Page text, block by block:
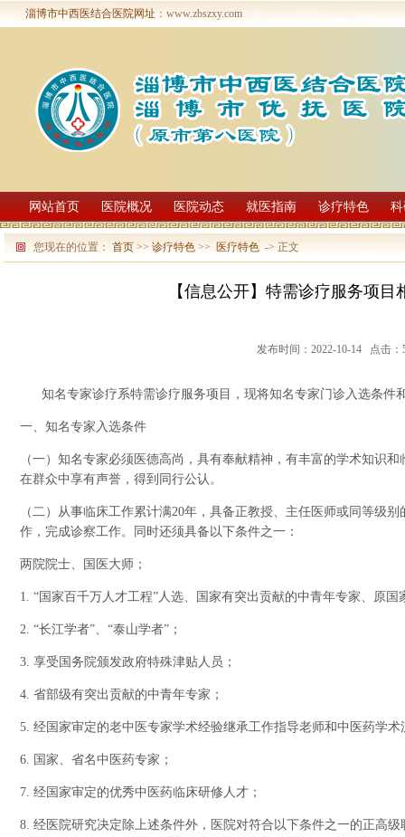
淄博市中西医结合医院网址 ：www.zbszxy.com
网站首页 医院概况 医院动态 就医指南 诊疗特色
您现在的位置： 首页 >> 诊疗特色 >> 医疗特色 -> 正文
【信息公开】特需诊疗服务项目
发布时间：2022-10-14 点击：
知名专家诊疗系特需诊疗服务项目，现将知名专家门诊入选条件
一、知名专家入选条件
（一）知名专家必须医德高尚，具有奉献精神，有丰富的学术知识
在群众中享有声誉，得到同行公认。
（二）从事临床工作累计满20年，具备正教授、主任医师或同等级
作，完成诊察工作。同时还须具备以下条件之一：
两院院士、国医大师；
1. “国家百千万人才工程”人选、国家有突出贡献的中青年专家、原国
2. “长江学者”、“泰山学者”；
3. 享受国务院颁发政府特殊津贴人员；
4. 省部级有突出贡献的中青年专家；
5. 经国家审定的老中医专家学术经验继承工作指导老师和中医药学
6. 国家、省名中医药专家；
7. 经国家审定的优秀中医药临床研修人才；
8. 经医院研究决定除上述条件外，医院对符合以下条件之一的正高